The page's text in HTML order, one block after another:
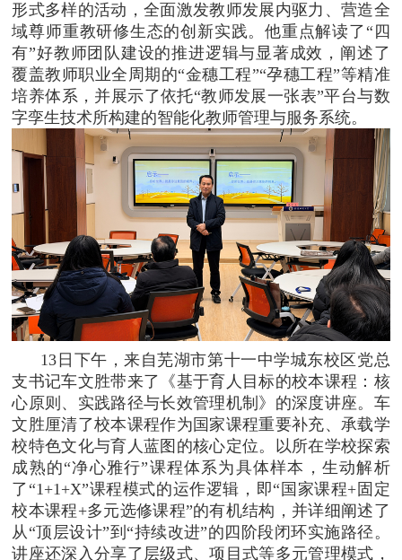
形式多样的活动，全面激发教师发展内驱力、营造全
域尊师重教研修生态的创新实践。他重点解读了“四
有”好教师团队建设的推进逻辑与显著成效，阐述了
覆盖教师职业全周期的“金穗工程”“孕穗工程”等精准
培养体系，并展示了依托“教师发展一张表”平台与数
字孪生技术所构建的智能化教师管理与服务系统。
13日下午，来自芜湖市第十一中学城东校区党总
支书记车文胜带来了《基于育人目标的校本课程：核
心原则、实践路径与长效管理机制》的深度讲座。 车
文胜厘清了校本课程作为国家课程重要补充、承载学
校特色文化与育人蓝图的核心定位。以所在学校探索
成熟的“净心雅行”课程体系为具体样本，生动解析
了“1+1+X”课程模式的运作逻辑，即“国家课程+固定
校本课程+多元选修课程”的有机结构，并详细阐述了
从“顶层设计”到“持续改进”的四阶段闭环实施路径。
讲座还深入分享了层级式、项目式等多元管理模式，